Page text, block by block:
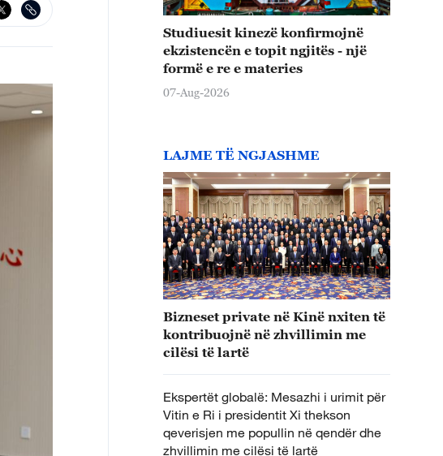
Studiuesit kinezë konfirmojnë
ekzistencën e topit ngjitës - një
formë e re e materies
07-Aug-2026
LAJME TË NGJASHME
Bizneset private në Kinë nxiten të
kontribuojnë në zhvillimin me
cilësi të lartë
Ekspertët globalë: Mesazhi i urimit për
Vitin e Ri i presidentit Xi thekson
qeverisjen me popullin në qendër dhe
zhvillimin me cilësi të lartë